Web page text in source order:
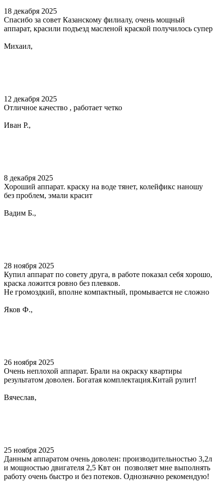
18 декабря 2025
Спасибо за совет Казанскому филиалу, очень мощный
аппарат, красили подъезд масленой краской получилось супер
Михаил,
12 декабря 2025
Отличное качество , работает четко
Иван Р.,
8 декабря 2025
Хороший аппарат. краску на воде тянет, колейфикс наношу
без проблем, эмали красит
Вадим Б.,
28 ноября 2025
Купил аппарат по совету друга, в работе показал себя хорошо,
краска ложится ровно без плевков.
Не громоздкий, вполне компактный, промывается не сложно
Яков Ф.,
26 ноября 2025
Очень неплохой аппарат. Брали на окраску квартиры
результатом доволен. Богатая комплектация.Китай рулит!
Вячеслав,
25 ноября 2025
Данным аппаратом очень доволен: производительностью 3,2л
и мощностью двигателя 2,5 Квт он позволяет мне выполнять
работу очень быстро и без потеков. Однозначно рекомендую!